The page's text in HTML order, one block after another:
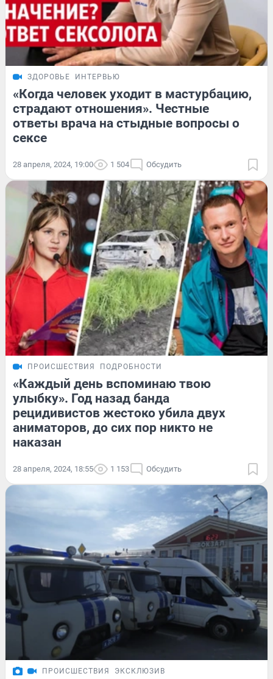
ЗДОРОВЬЕ ИНТЕРВЬЮ
«Когда человек уходит в мастурбацию,
страдают отношения». Честные
ответы врача на стыдные вопросы о
сексе
28 апреля, 2024, 19:00 1 504 Обсудить
ПРОИСШЕСТВИЯ ПОДРОБНОСТИ
«Каждый день вспоминаю твою
улыбку». Год назад банда
рецидивистов жестоко убила двух
аниматоров, до сих пор никто не
наказан
28 апреля, 2024, 18:55 1 153 Обсудить
ПРОИСШЕСТВИЯ ЭКСКЛЮЗИВ